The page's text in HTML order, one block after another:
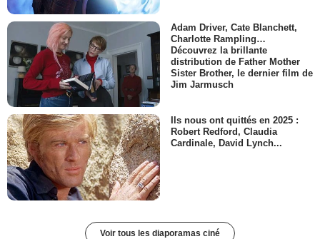
Adam Driver, Cate Blanchett,
Charlotte Rampling…
Découvrez la brillante
distribution de Father Mother
Sister Brother, le dernier film de
Jim Jarmusch
Ils nous ont quittés en 2025 :
Robert Redford, Claudia
Cardinale, David Lynch...
Voir tous les diaporamas ciné